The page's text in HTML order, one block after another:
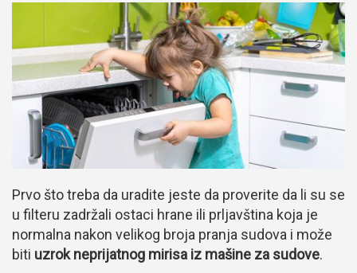
Prvo što treba da uradite jeste da proverite da li su se
u filteru zadržali ostaci hrane ili prljavština koja je
normalna nakon velikog broja pranja sudova i može
biti uzrok neprijatnog mirisa iz mašine za sudove.